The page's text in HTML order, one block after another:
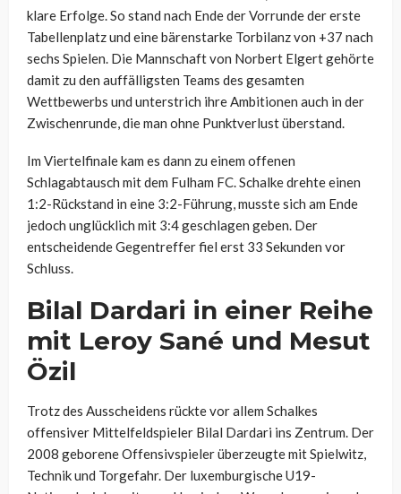
klare Erfolge. So stand nach Ende der Vorrunde der erste
Tabellenplatz und eine bärenstarke Torbilanz von +37 nach
sechs Spielen. Die Mannschaft von Norbert Elgert gehörte
damit zu den auffälligsten Teams des gesamten
Wettbewerbs und unterstrich ihre Ambitionen auch in der
Zwischenrunde, die man ohne Punktverlust überstand.
Im Viertelfinale kam es dann zu einem offenen
Schlagabtausch mit dem Fulham FC. Schalke drehte einen
1:2-Rückstand in eine 3:2-Führung, musste sich am Ende
jedoch unglücklich mit 3:4 geschlagen geben. Der
entscheidende Gegentreffer fiel erst 33 Sekunden vor
Schluss.
Bilal Dardari in einer Reihe
mit Leroy Sané und Mesut
Özil
Trotz des Ausscheidens rückte vor allem Schalkes
offensiver Mittelfeldspieler Bilal Dardari ins Zentrum. Der
2008 geborene Offensivspieler überzeugte mit Spielwitz,
Technik und Torgefahr. Der luxemburgische U19-